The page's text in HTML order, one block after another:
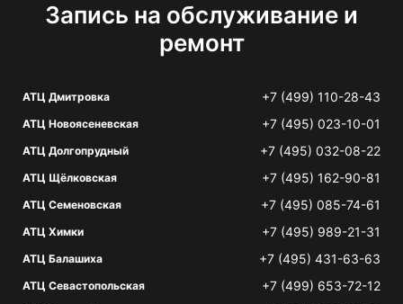
Запись на обслуживание и
ремонт
АТЦ Дмитровка +7 (499) 110-28-43
АТЦ Новоясеневская +7 (495) 023-10-01
АТЦ Долгопрудный +7 (495) 032-08-22
АТЦ Щёлковская +7 (495) 162-90-81
АТЦ Семеновская +7 (495) 085-74-61
АТЦ Химки +7 (495) 989-21-31
АТЦ Балашиха +7 (495) 431-63-63
АТЦ Севастопольская +7 (499) 653-72-12